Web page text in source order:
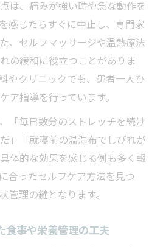
は、痛みが強い時や急な動作を
感じたらすぐに中止し、専門家
、セルフマッサージや温熱療法
の緩和に役立つことがありま
やクリニックでも、患者一人ひ
ア指導を行っています。
「毎日数分のストレッチを続け
」「就寝前の温湿布でしびれが
体的な効果を感じる例も多く報
合ったセルフケア方法を見つ
管理の鍵となります。
食事や栄養管理の工夫